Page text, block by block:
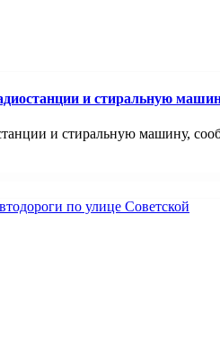
и стиральную
и стиральную машину,